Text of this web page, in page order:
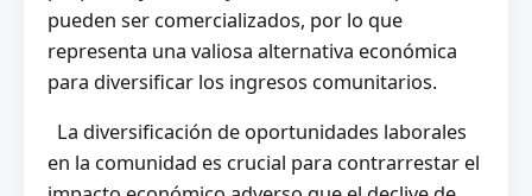
pueden ser comercializados, por lo que
representa una valiosa alternativa económica
para diversificar los ingresos comunitarios.
La diversificación de oportunidades laborales
en la comunidad es crucial para contrarrestar el